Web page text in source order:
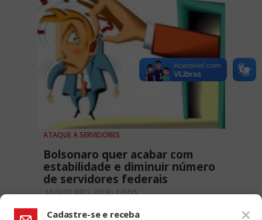
ATAQUE A SERVIDORES
Bolsonaro quer acabar com
estabilidade e diminuir número
de servidores federais
16 OUTUBRO, 2019 - 12H55
Cadastre-se e receba